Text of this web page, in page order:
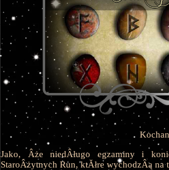
Jako, Âże niedÂługo egzaminy i
StaroÂżytnych Run, ktĂłre wychodzÂą na